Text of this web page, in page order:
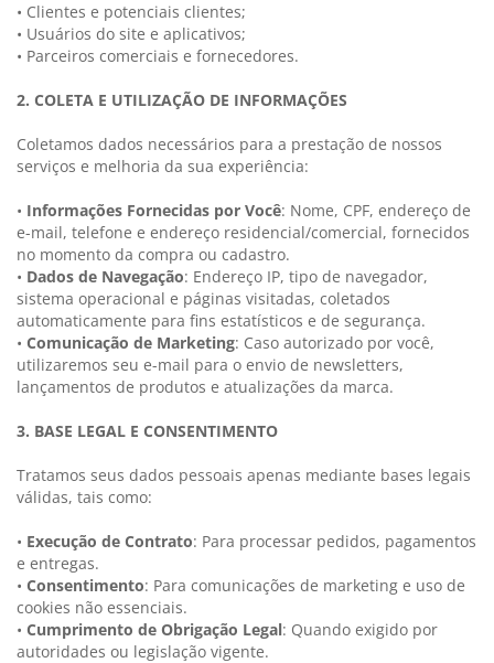
• Clientes e potenciais clientes;
• Usuários do site e aplicativos;
• Parceiros comerciais e fornecedores.
2. COLETA E UTILIZAÇÃO DE INFORMAÇÕES
Coletamos dados necessários para a prestação de nossos
serviços e melhoria da sua experiência:
• Informações Fornecidas por Você: Nome, CPF, endereço de
e-mail, telefone e endereço residencial/comercial, fornecidos
no momento da compra ou cadastro.
• Dados de Navegação: Endereço IP, tipo de navegador,
sistema operacional e páginas visitadas, coletados
automaticamente para fins estatísticos e de segurança.
• Comunicação de Marketing: Caso autorizado por você,
utilizaremos seu e-mail para o envio de newsletters,
lançamentos de produtos e atualizações da marca.
3. BASE LEGAL E CONSENTIMENTO
Tratamos seus dados pessoais apenas mediante bases legais
válidas, tais como:
• Execução de Contrato: Para processar pedidos, pagamentos
e entregas.
• Consentimento: Para comunicações de marketing e uso de
cookies não essenciais.
• Cumprimento de Obrigação Legal: Quando exigido por
autoridades ou legislação vigente.